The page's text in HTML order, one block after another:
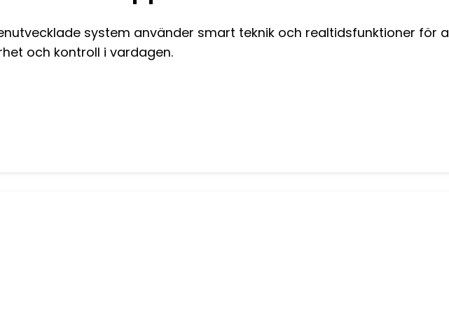
system använder smart teknik och realtidsfunktioner för
och kontroll i vardagen.